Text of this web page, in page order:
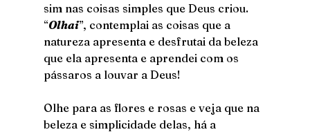
sim nas coisas simples que Deus criou.
“Olhai”, contemplai as coisas que a
natureza apresenta e desfrutai da beleza
que ela apresenta e aprendei com os
pássaros a louvar a Deus!
Olhe para as flores e rosas e veja que na
beleza e simplicidade delas, há a